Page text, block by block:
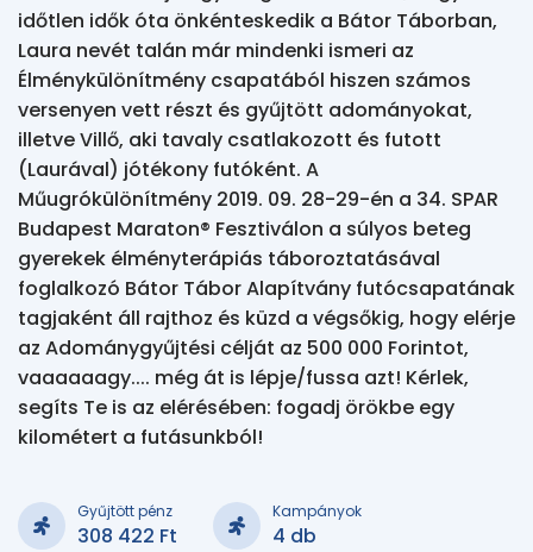
időtlen idők óta önkénteskedik a Bátor Táborban,
Laura nevét talán már mindenki ismeri az
Élménykülönítmény csapatából hiszen számos
versenyen vett részt és gyűjtött adományokat,
illetve Villő, aki tavaly csatlakozott és futott
(Laurával) jótékony futóként. A
Műugrókülönítmény 2019. 09. 28-29-én a 34. SPAR
Budapest Maraton® Fesztiválon a súlyos beteg
gyerekek élményterápiás táboroztatásával
foglalkozó Bátor Tábor Alapítvány futócsapatának
tagjaként áll rajthoz és küzd a végsőkig, hogy elérje
az Adománygyűjtési célját az 500 000 Forintot,
vaaaaaagy.... még át is lépje/fussa azt! Kérlek,
segíts Te is az elérésében: fogadj örökbe egy
kilométert a futásunkból!
Gyűjtött pénz
308 422 Ft
Kampányok
4 db